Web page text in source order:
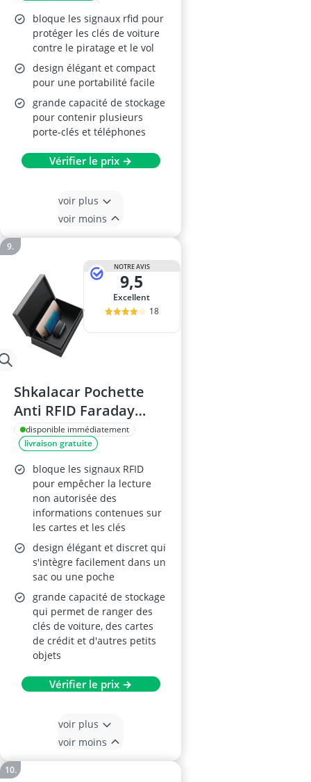
bloque les signaux rfid pour
protéger les clés de voiture
contre le piratage et le vol
design élégant et compact
pour une portabilité facile
grande capacité de stockage
pour contenir plusieurs
porte-clés et téléphones
Vérifier le prix →
voir plus
voir moins
NOTRE AVIS
9,5
Excellent
18
Shkalacar Pochette
Anti RFID Faraday
pour Clé de Voiture et
Téléphone
disponible immédiatement
livraison gratuite
bloque les signaux RFID
pour empêcher la lecture
non autorisée des
informations contenues sur
les cartes et les clés
design élégant et discret qui
s'intègre facilement dans un
sac ou une poche
grande capacité de stockage
qui permet de ranger des
clés de voiture, des cartes
de crédit et d'autres petits
objets
Vérifier le prix →
voir plus
voir moins